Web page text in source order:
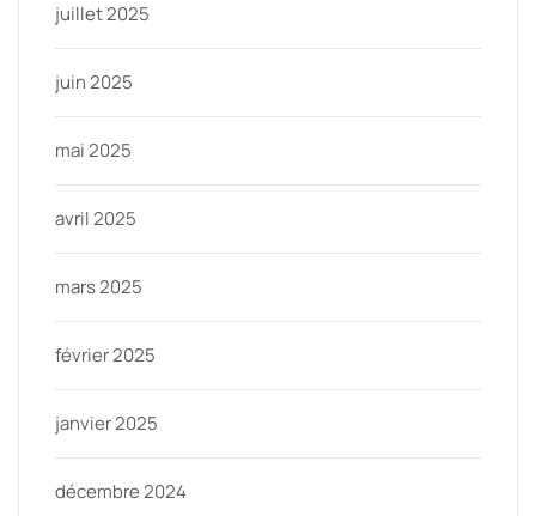
juillet 2025
juin 2025
mai 2025
avril 2025
mars 2025
février 2025
janvier 2025
décembre 2024